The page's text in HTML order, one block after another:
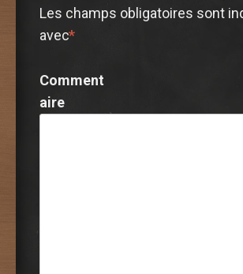
Les champs obligatoires sont
avec*
Comment
aire